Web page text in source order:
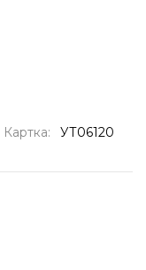
Картка:
УТ06120